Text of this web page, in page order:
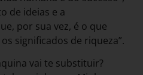
de ideias e a
por sua vez, é o que
significados de riqueza”.
vai te substituir?